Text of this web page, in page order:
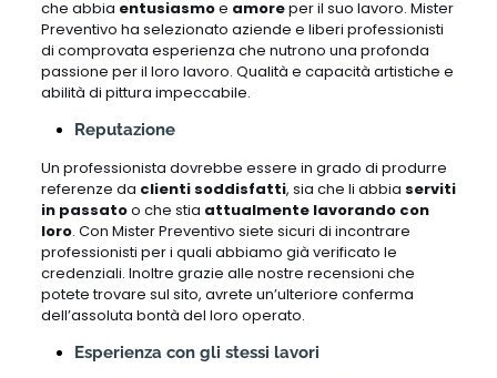
che abbia entusiasmoe amoreper il suo lavoro. Mister
Preventivo ha selezionato aziende e liberi professionisti
di comprovata esperienza che nutrono una profonda
passione per il loro lavoro. Qualità e capacità artistiche e
abilità di pittura impeccabile.
Reputazione
Un professionista dovrebbe essere in grado di produrre
referenze da clienti soddisfatti, sia che li abbia serviti
in passatoo che stia attualmente lavorando con
loro. Con Mister Preventivo siete sicuri di incontrare
professionisti per i quali abbiamo già verificato le
credenziali. Inoltre grazie alle nostre recensioni che
potete trovare sul sito, avrete un’ulteriore conferma
dell’assoluta bontà del loro operato.
Esperienza con gli stessi lavori